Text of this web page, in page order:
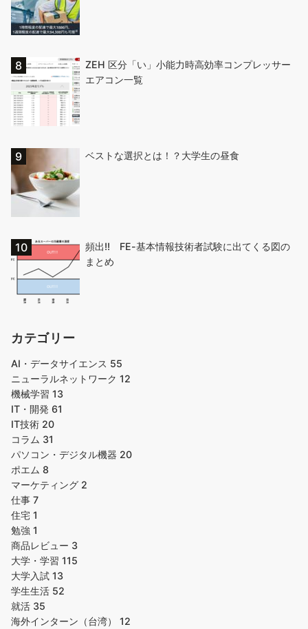
ZEH 区分「い」小能力時高効率コンプレッサー
エアコン一覧
ベストな選択とは！？大学生の昼食
頻出!! FE-基本情報技術者試験に出てくる図の
まとめ
カテゴリー
AI・データサイエンス 55
ニューラルネットワーク 12
機械学習 13
IT・開発 61
IT技術 20
コラム 31
パソコン・デジタル機器 20
ポエム 8
マーケティング 2
仕事 7
住宅 1
勉強 1
商品レビュー 3
大学・学習 115
大学入試 13
学生生活 52
就活 35
海外インターン（台湾） 12